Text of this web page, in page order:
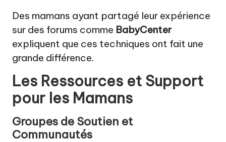
Des mamans ayant partagé leur expérience
sur des forums comme BabyCenter
expliquent que ces techniques ont fait une
grande différence.
Les Ressources et Support
pour les Mamans
Groupes de Soutien et
Communautés